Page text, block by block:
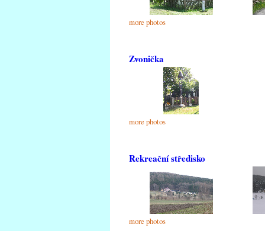
more photos
Zvonička
more photos
Rekreační středisko
more photos